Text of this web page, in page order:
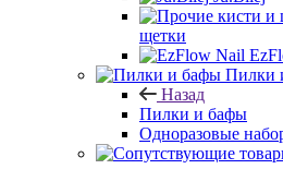
щетки
Пилки
Назад
Пилки и бафы
Одноразовые